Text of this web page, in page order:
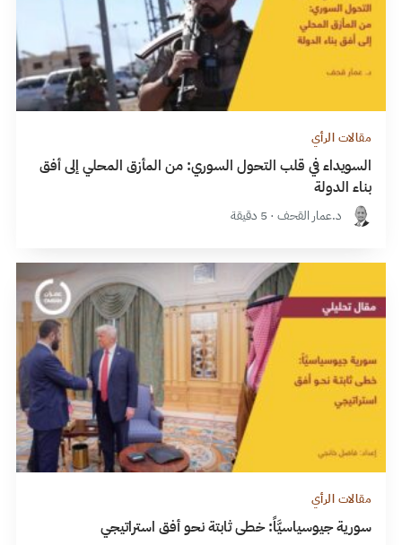
مقالات الرأي
السويداء في قلب التحول السوري: من المأزق المحلي إلى أفق
بناء الدولة
د.عمار القحف · 5 دقيقة
مقالات الرأي
سورية جيوسياسيَّاً: خطى ثابتة نحو أفق استراتيجي